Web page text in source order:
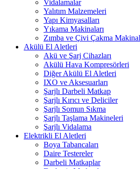
Vidalamalar
Yalıtım Malzemeleri
Yapı Kimyasalları
Yıkama Makinaları
Zımba ve Çivi Çakma
Akülü El Aletleri
Akü ve Şarj Cihazları
Akülü Hava Kompresörleri
Diğer Akülü El Aletleri
IXO ve Aksesuarları
Şarjlı Darbeli Matkap
Şarjlı Kırıcı ve Deliciler
Şarjlı Somun Sıkma
Şarjlı Taşlama Makineleri
Şarjlı Vidalama
Elektrikli El Aletleri
Boya Tabancaları
Daire Testereler
Darbeli Matkaplar